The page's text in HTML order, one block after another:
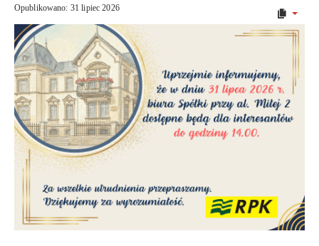
Opublikowano: 31 lipiec 2026